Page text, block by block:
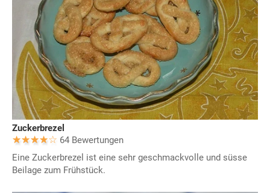
Zuckerbrezel
64 Bewertungen
Eine Zuckerbrezel ist eine sehr geschmackvolle und süsse
Beilage zum Frühstück.